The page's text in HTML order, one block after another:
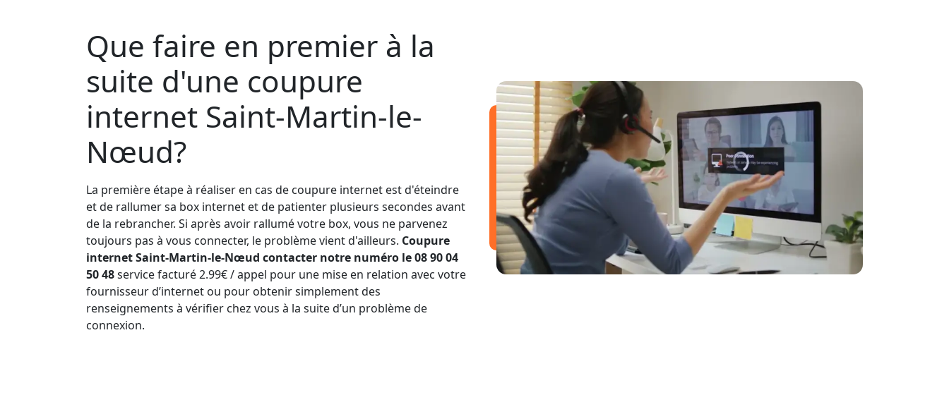
Que faire en premier à la
suite d'une coupure
internet Saint-Martin-le-
Nœud?
La première étape à réaliser en cas de coupure internet est d'éteindre
et de rallumer sa box internet et de patienter plusieurs secondes avant
de la rebrancher. Si après avoir rallumé votre box, vous ne parvenez
toujours pas à vous connecter, le problème vient d'ailleurs. Coupure
internet Saint-Martin-le-Nœud contacter notre numéro le 08 90 04
50 48service facturé 2.99€ / appel pour une mise en relation avec votre
fournisseur d’internet ou pour obtenir simplement des
renseignements à vérifier chez vous à la suite d’un problème de
connexion.